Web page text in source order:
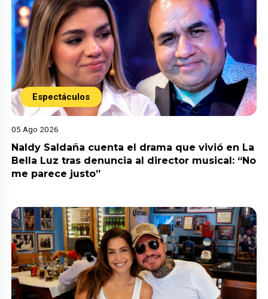
Espectáculos
05 Ago 2026
Naldy Saldaña cuenta el drama que vivió en La
Bella Luz tras denuncia al director musical: “No
me parece justo”